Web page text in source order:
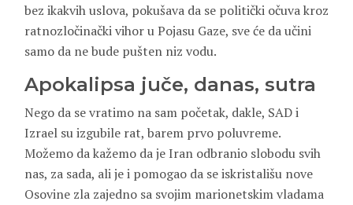
bez ikakvih uslova, pokušava da se politički očuva kroz
ratnozločinački vihor u Pojasu Gaze, sve će da učini
samo da ne bude pušten niz vodu.
Apokalipsa juče, danas, sutra
Nego da se vratimo na sam početak, dakle, SAD i
Izrael su izgubile rat, barem prvo poluvreme.
Možemo da kažemo da je Iran odbranio slobodu svih
nas, za sada, ali je i pomogao da se iskristališu nove
Osovine zla zajedno sa svojim marionetskim vladama